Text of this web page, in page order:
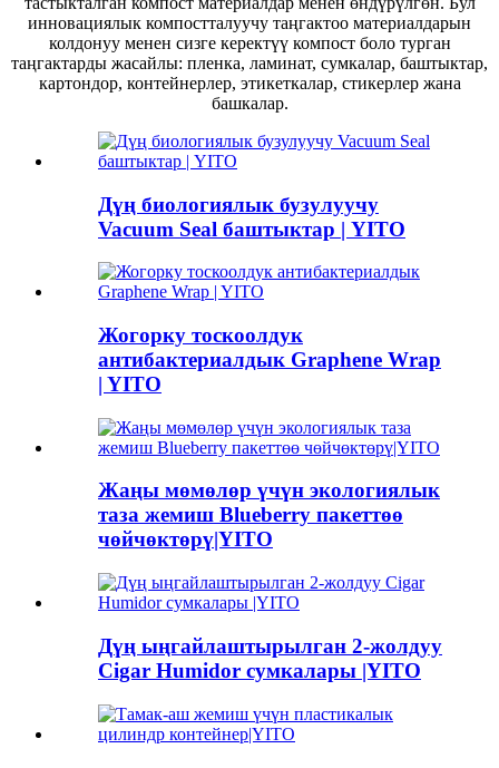
инновациялык компостталуучу таңгактоо материалдарын
колдонуу менен сизге керектүү компост боло турган
таңгактарды жасайлы: пленка, ламинат, сумкалар, баштыктар,
картондор, контейнерлер, этикеткалар, стикерлер жана
башкалар.
Дүң биологиялык бузулуучу
Vacuum Seal баштыктар | YITO
Жогорку тоскоолдук
антибактериалдык Graphene Wrap
| YITO
Жаңы мөмөлөр үчүн экологиялык
таза жемиш Blueberry пакеттөө
чөйчөктөрү|YITO
Дүң ыңгайлаштырылган 2-жолдуу
Cigar Humidor сумкалары |YITO